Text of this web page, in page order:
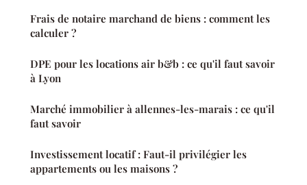
Frais de notaire marchand de biens : comment les
calculer ?
DPE pour les locations air b&b : ce qu'il faut savoir
à Lyon
Marché immobilier à allennes-les-marais : ce qu'il
faut savoir
Investissement locatif : Faut-il privilégier les
appartements ou les maisons ?